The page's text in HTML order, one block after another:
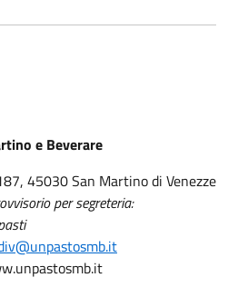
e Beverare
45030 San Martino di Venezze
per segreteria: